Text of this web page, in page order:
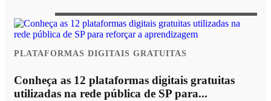
PLATAFORMAS DIGITAIS GRATUITAS
Conheça as 12 plataformas digitais gratuitas
utilizadas na rede pública de SP para...